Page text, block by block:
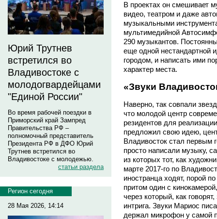
Юрий Трутнев
встретился во
Владивостоке с
молодогвардейцами
"Единой России"
Во время рабочей поездки в
Приморский край Зампред
Правительства РФ –
полномочный представитель
Президента РФ в ДФО Юрий
Трутнев встретился во
Владивостоке с молодежью.
статьи раздела
Регион сегодня
28 Мая 2026, 14:14
В проектах он смешивает
видео, театром и даже
музыкальными
мультимедийной
290 музыкантов.
еще одной нестандартной
городом, и написать ими
характер места.
«Звуки
Наверно, так совпали
что молодой центр
резидентов для
предложил свою идею,
Владивосток стал первым
просто написали музыку,
из которых тот, как
марте 2017-го по
иностранца ходят, порой
притом один с
через который, как
интрига. Звуки Мариос
держал микрофон у самой